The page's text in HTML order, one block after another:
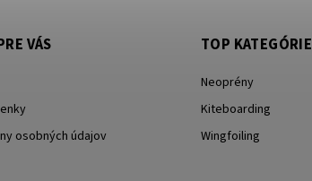
VÁS
osobných údajov
TOP KATEGÓRIE
Neoprény
Kiteboarding
Wingfoiling